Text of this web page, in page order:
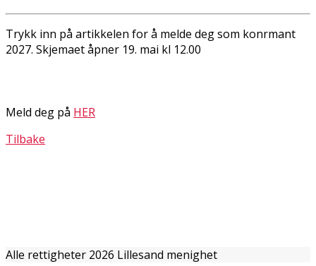
Trykk inn på artikkelen for å melde deg som konfirmant
2027. Skjemaet åpner 19. mai kl 12.00
Meld deg på HER
Tilbake
Alle rettigheter 2026 Lillesand menighet